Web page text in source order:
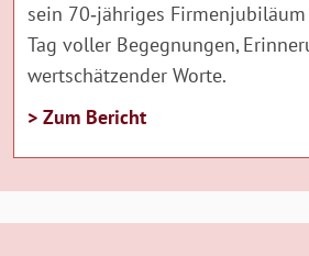
sein 70‑jähriges
Tag voller Begegnungen,
wertschätzender Worte.
> Zum Bericht